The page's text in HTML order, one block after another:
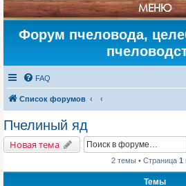
МЕНЮ
Форум пчеловода,
FAQ
Список форумов
Пчелиный яд
Новая тема
2 темы • Страница 1
Темы